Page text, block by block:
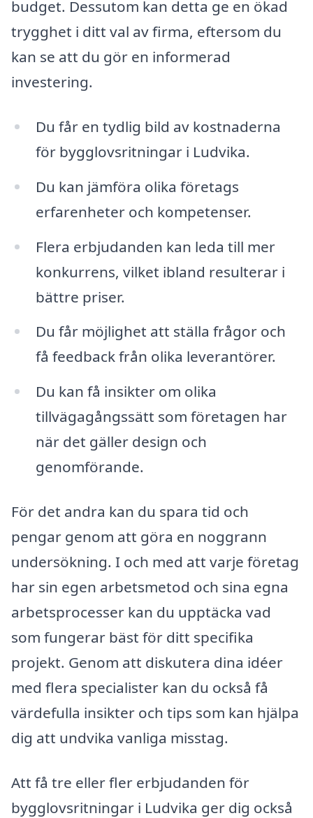
budget. Dessutom kan detta ge en ökad
trygghet i ditt val av firma, eftersom du
kan se att du gör en informerad
investering.
Du får en tydlig bild av kostnaderna
för bygglovsritningar i Ludvika.
Du kan jämföra olika företags
erfarenheter och kompetenser.
Flera erbjudanden kan leda till mer
konkurrens, vilket ibland resulterar i
bättre priser.
Du får möjlighet att ställa frågor och
få feedback från olika leverantörer.
Du kan få insikter om olika
tillvägagångssätt som företagen har
när det gäller design och
genomförande.
För det andra kan du spara tid och
pengar genom att göra en noggrann
undersökning. I och med att varje företag
har sin egen arbetsmetod och sina egna
arbetsprocesser kan du upptäcka vad
som fungerar bäst för ditt specifika
projekt. Genom att diskutera dina idéer
med flera specialister kan du också få
värdefulla insikter och tips som kan hjälpa
dig att undvika vanliga misstag.
Att få tre eller fler erbjudanden för
bygglovsritningar i Ludvika ger dig också